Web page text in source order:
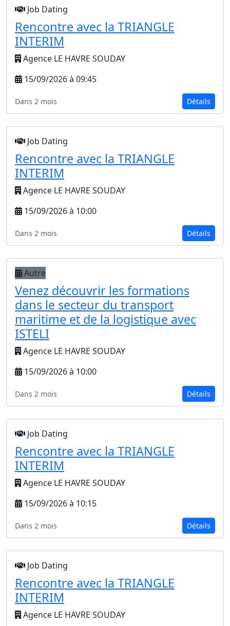
Job Dating
Rencontre avec la TRIANGLE
INTERIM
Agence LE HAVRE SOUDAY
15/09/2026 à 09:45
Dans 2 mois Détails
Job Dating
Rencontre avec la TRIANGLE
INTERIM
Agence LE HAVRE SOUDAY
15/09/2026 à 10:00
Dans 2 mois Détails
Autre
Venez découvrir les formations
dans le secteur du transport
maritime et de la logistique avec
ISTELI
Agence LE HAVRE SOUDAY
15/09/2026 à 10:00
Dans 2 mois Détails
Job Dating
Rencontre avec la TRIANGLE
INTERIM
Agence LE HAVRE SOUDAY
15/09/2026 à 10:15
Dans 2 mois Détails
Job Dating
Rencontre avec la TRIANGLE
INTERIM
Agence LE HAVRE SOUDAY